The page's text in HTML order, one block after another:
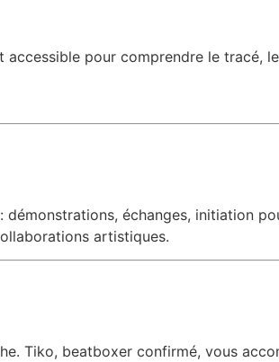
pour comprendre le tracé,
échanges, initiation
artistiques.
Tiko, beatboxer confirmé, vous